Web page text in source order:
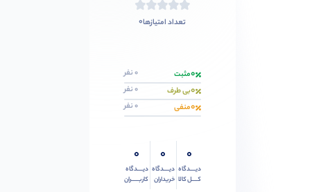
تعداد امتیازها0
0مثبت 0 نفر
0بی طرف 0 نفر
0منفی 0 نفر
0
دیــــدگاه
کــــل کالا
0
دیــــدگاه
خریداران
0
دیــــدگاه
کاربـــــران